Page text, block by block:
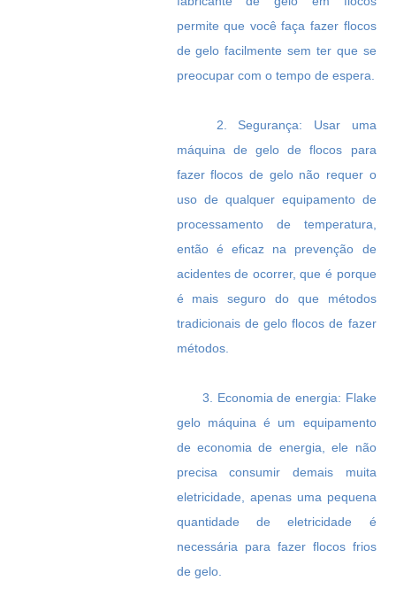
permite que você faça fazer flocos
de gelo facilmente sem ter que se
preocupar com o tempo de espera.
2. Segurança: Usar uma
máquina de gelo de flocos para
fazer flocos de gelo não requer o
uso de qualquer equipamento de
processamento de temperatura,
então é eficaz na prevenção de
acidentes de ocorrer, que é porque
é mais seguro do que métodos
tradicionais de gelo flocos de fazer
métodos.
3. Economia de energia: Flake
gelo máquina é um equipamento
de economia de energia, ele não
precisa consumir demais muita
eletricidade, apenas uma pequena
quantidade de eletricidade é
necessária para fazer flocos frios
de gelo.